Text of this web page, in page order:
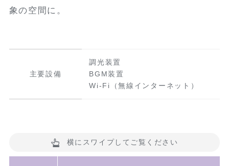
象の空間に。
主要設備
調光装置
BGM装置
Wi-Fi（無線インターネット）
横にスワイプしてご覧ください